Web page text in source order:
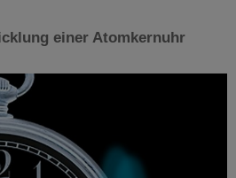
einer Atomkernuhr